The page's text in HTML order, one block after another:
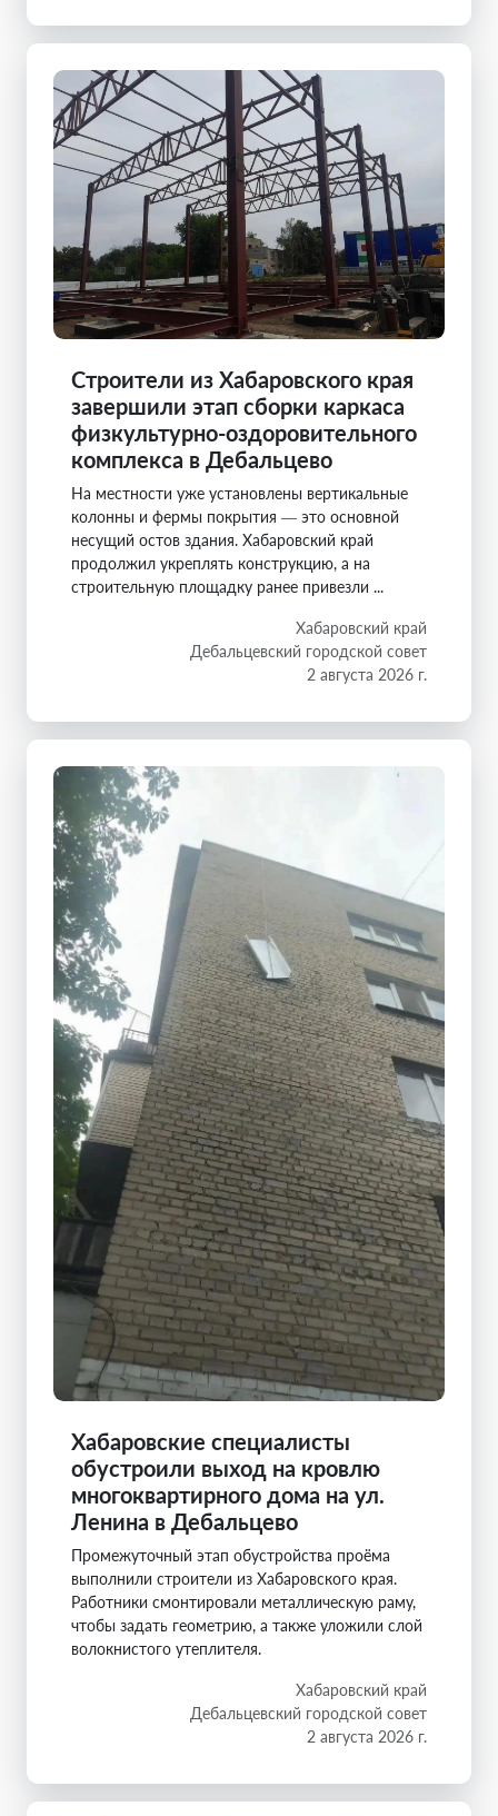
Строители из Хабаровского края
завершили этап сборки каркаса
физкультурно-оздоровительного
комплекса в Дебальцево
На местности уже установлены вертикальные
колонны и фермы покрытия — это основной
несущий остов здания. Хабаровский край
продолжил укреплять конструкцию, а на
строительную площадку ранее привезли ...
Хабаровский край
Дебальцевский городской совет
2 августа 2026 г.
Хабаровские специалисты
обустроили выход на кровлю
многоквартирного дома на ул.
Ленина в Дебальцево
Промежуточный этап обустройства проёма
выполнили строители из Хабаровского края.
Работники смонтировали металлическую раму,
чтобы задать геометрию, а также уложили слой
волокнистого утеплителя.
Хабаровский край
Дебальцевский городской совет
2 августа 2026 г.